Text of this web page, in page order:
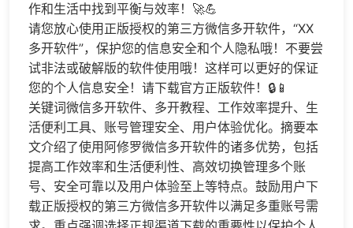
作和生活中找到平衡与效率！🚀💪​​​​​​​​​
​请您放心使用正版授权的第三方微信多开软件，“XX
多开软件”，保护您的信息安全和个人隐私哦！不要尝
试非法或破解版的软件使用哦！这样可以更好的保证
您的个人信息安全！请下载官方正版软件！🔒📱​​
关键词微信多开软件、多开教程、工作效率提升、生
活便利工具、账号管理安全、用户体验优化。摘要本
文介绍了使用阿修罗微信多开软件的诸多优势，包括
提高工作效率和生活便利性、高效切换管理多个账
号、安全可靠以及用户体验至上等特点。鼓励用户下
载正版授权的第三方微信多开软件以满足多重账号需